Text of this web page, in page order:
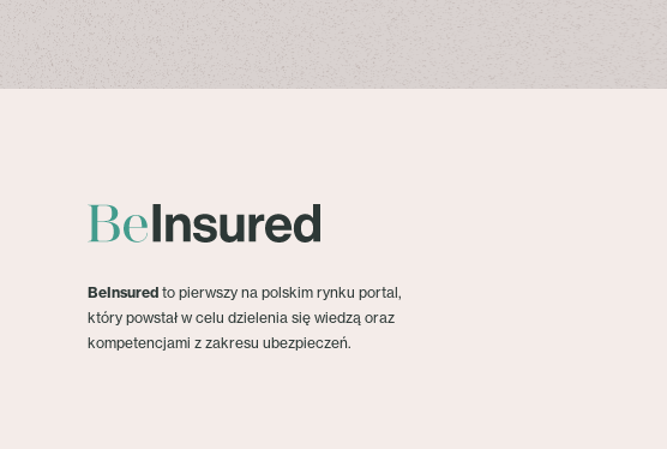
BeInsured to pierwszy na polskim rynku portal,
który powstał w celu dzielenia się wiedzą oraz
kompetencjami z zakresu ubezpieczeń.